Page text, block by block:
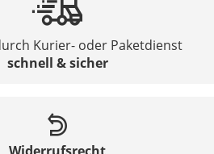
Kurier- oder Paketdienst
schnell & sicher